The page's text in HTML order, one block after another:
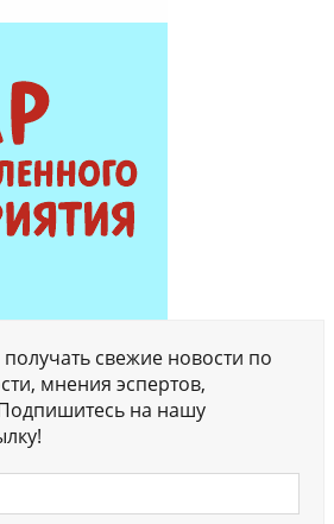
свежие новости по
мнения эспертов,
на нашу